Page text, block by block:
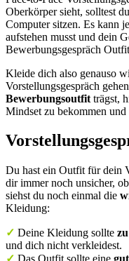
Oberkörper sieht, solltest
Computer sitzen. Es kann
aufstehen musst und dein
Bewerbungsgespräch
Kleide dich also genauso
Vorstellungsgespräch
Bewerbungsoutfit trägst,
Mindset zu bekommen und
Du hast ein Outfit für dein
dir immer noch unsicher,
siehst du noch einmal die
Kleidung:
✓ Deine Kleidung sollte
und dich nicht verkleidest.